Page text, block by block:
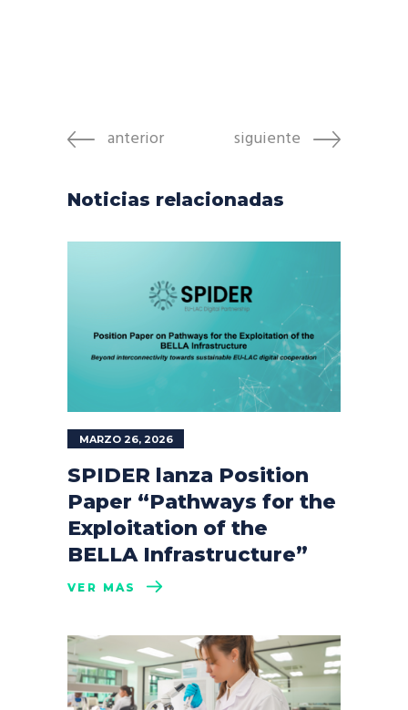
anterior siguiente
Noticias relacionadas
MARZO 26, 2026
SPIDER lanza Position
Paper “Pathways for the
Exploitation of the
BELLA Infrastructure”
VER MÁS